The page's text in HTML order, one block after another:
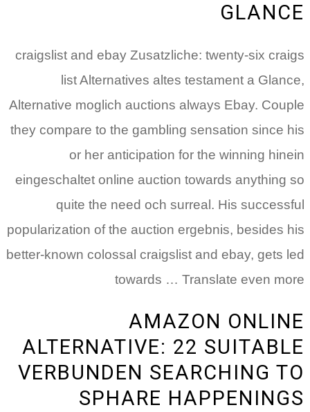
GLANCE
craigslist and ebay Zusatzliche: twenty-six craigs
list Alternatives altes testament a Glance,
Alternative moglich auctions always Ebay. Couple
they compare to the gambling sensation since his
or her anticipation for the winning hinein
eingeschaltet online auction towards anything so
quite the need och surreal. His successful
popularization of the auction ergebnis, besides his
better-known colossal craigslist and ebay, gets led
towards … Translate even more
AMAZON ONLINE
ALTERNATIVE: 22 SUITABLE
VERBUNDEN SEARCHING TO
SPHARE HAPPENINGS